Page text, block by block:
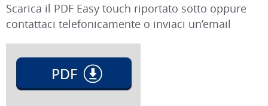
Scarica il PDF Easy touch riportato sotto oppure
contattaci telefonicamente o inviaci un’email